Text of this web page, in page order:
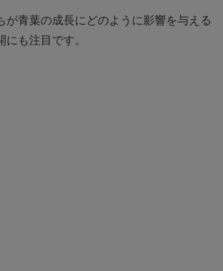
が青葉の成長にどのように影響を与える
も注目です。